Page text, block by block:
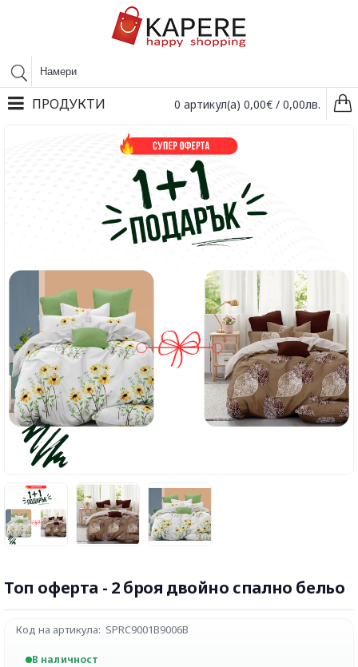
0 артикул(а) 0,00€ / 0,00лв.
ПРОДУКТИ
Топ оферта - 2 броя двойно спално бельо
Код на артикула: SPRC9001B9006B
В наличност